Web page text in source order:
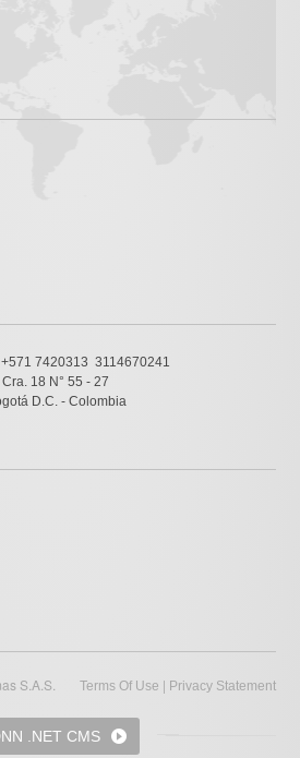
+571 7420313 3114670241
Cra. 18 N° 55 - 27
D.C. - Colombia
Terms Of Use | Privacy Statement
S.A.S.
.NET CMS